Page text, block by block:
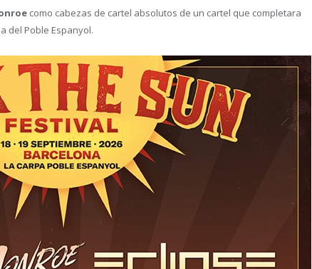
como cabezas de cartel absolutos de un cartel que completara
del Poble Espanyol.